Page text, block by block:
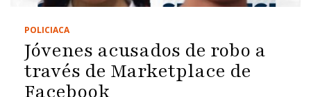
POLICIACA
Jóvenes acusados de robo a
través de Marketplace de
Facebook